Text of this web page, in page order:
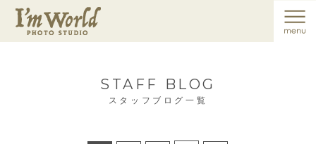
STAFF BLOG
スタッフブログ一覧